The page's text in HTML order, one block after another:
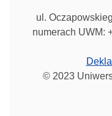
ul.
numerach UWM:
© 2023